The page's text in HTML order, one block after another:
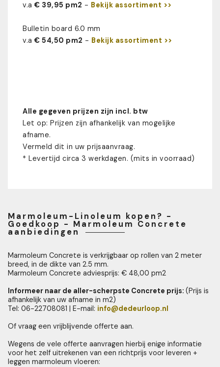
v.a€ 39,95 pm2 - Bekijk assortiment >>
Bulletin board 6.0 mm
v.a€ 54,50 pm2 - Bekijk assortiment >>
Alle gegeven prijzen zijn incl. btw
Let op: Prijzen zijn afhankelijk van mogelijke
afname.
Vermeld dit in uw prijsaanvraag.
* Levertijd circa 3 werkdagen. (mits in voorraad)
Marmoleum-Linoleum kopen? -
Goedkoop - Marmoleum Concrete
aanbiedingen
Marmoleum Concrete is verkrijgbaar op rollen van 2 meter
breed, in de dikte van 2.5 mm.
Marmoleum Concrete adviesprijs: € 48,00 pm2
Informeer naar de aller-scherpste Concrete prijs: (Prijs is
afhankelijk van uw afname in m2)
Tel: 06-22708081 | E-mail: info@dedeurloop.nl
Of vraag een vrijblijvende offerte aan.
Wegens de vele offerte aanvragen hierbij enige informatie
voor het zelf uitrekenen van een richtprijs voor leveren +
leggen marmoleum vloeren: